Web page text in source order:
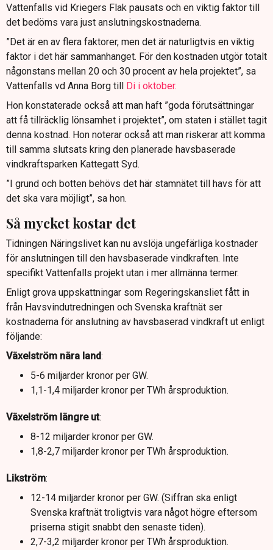
Vattenfalls vid Kriegers Flak pausats och en viktig faktor till
det bedöms vara just anslutningskostnaderna.
”Det är en av flera faktorer, men det är naturligtvis en viktig
faktor i det här sammanhanget. För den kostnaden utgör totalt
någonstans mellan 20 och 30 procent av hela projektet”, sa
Vattenfalls vd Anna Borg till Di i oktober.
Hon konstaterade också att man haft ”goda förutsättningar
att få tillräcklig lönsamhet i projektet”, om staten i stället tagit
denna kostnad. Hon noterar också att man riskerar att komma
till samma slutsats kring den planerade havsbaserade
vindkraftsparken Kattegatt Syd.
”I grund och botten behövs det här stamnätet till havs för att
det ska vara möjligt”, sa hon.
Så mycket kostar det
Tidningen Näringslivet kan nu avslöja ungefärliga kostnader
för anslutningen till den havsbaserade vindkraften. Inte
specifikt Vattenfalls projekt utan i mer allmänna termer.
Enligt grova uppskattningar som Regeringskansliet fått in
från Havsvindutredningen och Svenska kraftnät ser
kostnaderna för anslutning av havsbaserad vindkraft ut enligt
följande:
Växelström nära land:
5-6 miljarder kronor per GW.
1,1-1,4 miljarder kronor per TWh årsproduktion.
Växelström längre ut:
8-12 miljarder kronor per GW.
1,8-2,7 miljarder kronor per TWh årsproduktion.
Likström:
12-14 miljarder kronor per GW. (Siffran ska enligt
Svenska kraftnät troligtvis vara något högre eftersom
priserna stigit snabbt den senaste tiden).
2,7-3,2 miljarder kronor per TWh årsproduktion.